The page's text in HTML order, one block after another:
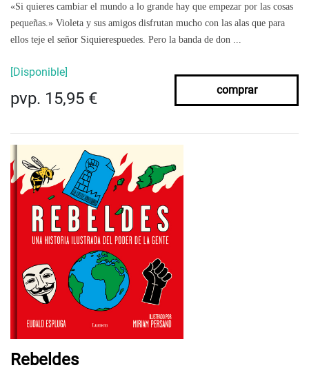
«Si quieres cambiar el mundo a lo grande hay que empezar por las cosas
pequeñas.» Violeta y sus amigos disfrutan mucho con las alas que para
ellos teje el señor Siquierespuedes. Pero la banda de don ...
[Disponible]
pvp. 15,95 € comprar
Rebeldes